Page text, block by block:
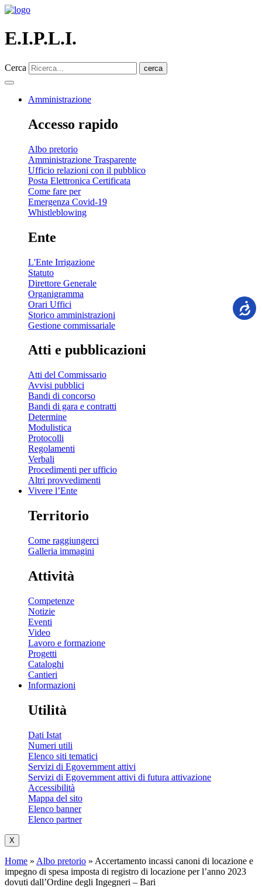
E.I.P.L.I.
Cerca cerca
Amministrazione
Accesso rapido
Albo pretorio
Amministrazione Trasparente
Ufficio relazioni con il pubblico
Posta Elettronica Certificata
Come fare per
Emergenza Covid-19
Whistleblowing
Ente
L'Ente Irrigazione
Statuto
Direttore Generale
Organigramma
Orari Uffici
Storico amministrazioni
Gestione commissariale
Atti e pubblicazioni
Atti del Commissario
Avvisi pubblici
Bandi di concorso
Bandi di gara e contratti
Determine
Modulistica
Protocolli
Regolamenti
Verbali
Procedimenti per ufficio
Altri provvedimenti
Vivere l’Ente
Territorio
Come raggiungerci
Galleria immagini
Attività
Competenze
Notizie
Eventi
Video
Lavoro e formazione
Progetti
Cataloghi
Cantieri
Informazioni
Utilità
Dati Istat
Numeri utili
Elenco siti tematici
Servizi di Egovernment attivi
Servizi di Egovernment attivi di futura attivazione
Accessibilità
Mappa del sito
Elenco banner
Elenco partner
X
Home » Albo pretorio » Accertamento incassi canoni di locazione e
impegno di spesa imposta di registro di locazione per l’anno 2023
dovuti dall’Ordine degli Ingegneri – Bari